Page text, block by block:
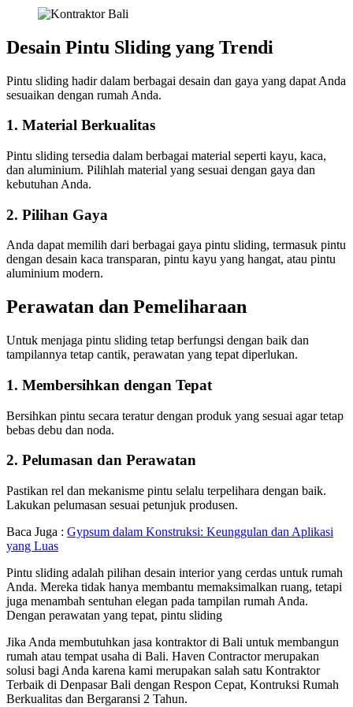
Desain Pintu Sliding yang Trendi
Pintu sliding hadir dalam berbagai desain dan gaya yang dapat Anda
sesuaikan dengan rumah Anda.
1. Material Berkualitas
Pintu sliding tersedia dalam berbagai material seperti kayu, kaca,
dan aluminium. Pilihlah material yang sesuai dengan gaya dan
kebutuhan Anda.
2. Pilihan Gaya
Anda dapat memilih dari berbagai gaya pintu sliding, termasuk pintu
dengan desain kaca transparan, pintu kayu yang hangat, atau pintu
aluminium modern.
Perawatan dan Pemeliharaan
Untuk menjaga pintu sliding tetap berfungsi dengan baik dan
tampilannya tetap cantik, perawatan yang tepat diperlukan.
1. Membersihkan dengan Tepat
Bersihkan pintu secara teratur dengan produk yang sesuai agar tetap
bebas debu dan noda.
2. Pelumasan dan Perawatan
Pastikan rel dan mekanisme pintu selalu terpelihara dengan baik.
Lakukan pelumasan sesuai petunjuk produsen.
Baca Juga : Gypsum dalam Konstruksi: Keunggulan dan Aplikasi
yang Luas
Pintu sliding adalah pilihan desain interior yang cerdas untuk rumah
Anda. Mereka tidak hanya membantu memaksimalkan ruang, tetapi
juga menambah sentuhan elegan pada tampilan rumah Anda.
Dengan perawatan yang tepat, pintu sliding
Jika Anda membutuhkan jasa kontraktor di Bali untuk membangun
rumah atau tempat usaha di Bali. Haven Contractor merupakan
solusi bagi Anda karena kami merupakan salah satu Kontraktor
Terbaik di Denpasar Bali dengan Respon Cepat, Kontruksi Rumah
Berkualitas dan Bergaransi 2 Tahun.